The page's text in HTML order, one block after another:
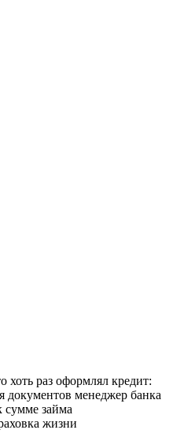
хоть раз оформлял кредит:
документов менеджер банка
сумме займа
жизни